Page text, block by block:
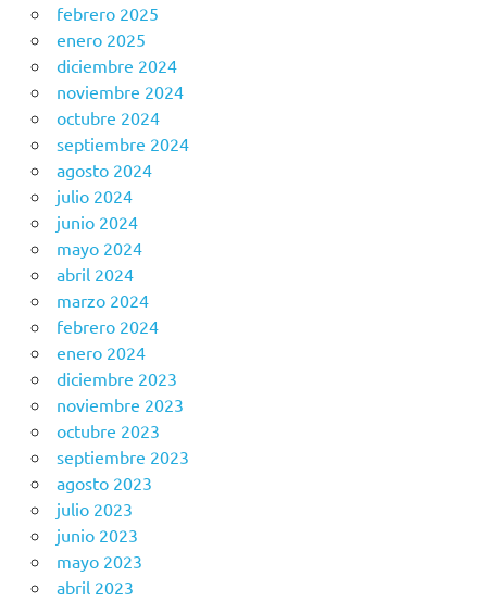
febrero 2025
enero 2025
diciembre 2024
noviembre 2024
octubre 2024
septiembre 2024
agosto 2024
julio 2024
junio 2024
mayo 2024
abril 2024
marzo 2024
febrero 2024
enero 2024
diciembre 2023
noviembre 2023
octubre 2023
septiembre 2023
agosto 2023
julio 2023
junio 2023
mayo 2023
abril 2023